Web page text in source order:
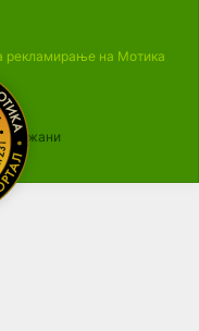
рекламирање на Мотика